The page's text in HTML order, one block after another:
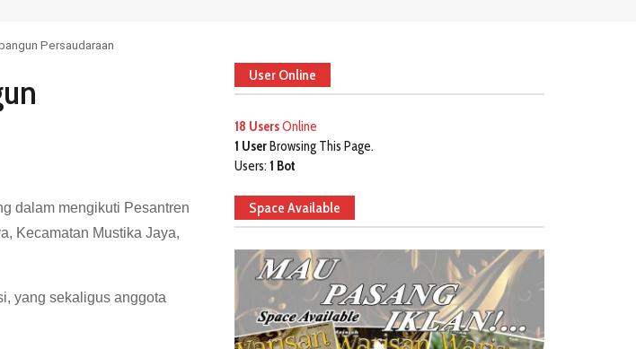
Persaudaraan
dalam mengikuti Pesantren
Kecamatan Mustika Jaya,
yang sekaligus anggota
User Online
18 UsersOnline
1 UserBrowsing This Page.
Users: 1 Bot
Space Available